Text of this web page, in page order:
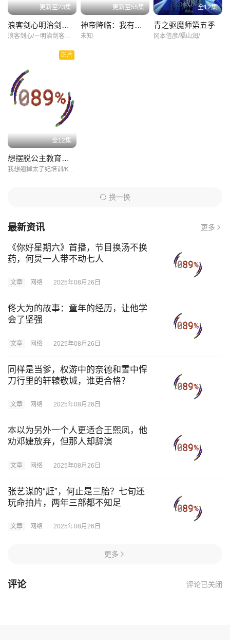
这种充满童趣的视觉表达，与影片治愈的主题相得益彰，让整个故
事更具感染力。
凡日常中的温暖与陪伴，传递出“在简单的相处中收获治愈”的核心思
想。对于观众而言，这不仅是一场视觉的享受，更是一次心灵的慰
藉，让人们在快节奏的生活中，重新感受到平凡生活里的美好与温
情。
更新至23集
浪客剑心明治剑客浪漫谭第二季
更新至55集
神帝降临：我有亿万属性点
未知
全12集
青之驱魔师第五季
冈本信彦/福山润/
正片
全12集
想摆脱公主教育的我
我想翘掉太子妃培训/Kisaki/Kyouiku/kara/Nigetai/Watashi/想摆脱公主教育的我/妃教育から逃げたい私/
换一换
最新资讯 更多
《你好星期六》首播，节目换汤不换
药，何炅一人带不动七人
文章 网络 2025年08月26日
佟大为的故事：童年的经历，让他学
会了坚强
文章 网络 2025年08月26日
同样是当爹，权游中的奈德和雪中悍
刀行里的轩辕敬城，谁更合格？
文章 网络 2025年08月26日
本以为另外一个人更适合王熙凤，他
劝邓婕放弃，但那人却辞演
文章 网络 2025年08月26日
张艺谋的“赶”，何止是三胎？七旬还
玩命拍片，两年三部都不知足
文章 网络 2025年08月26日
更多
评论 评论已关闭